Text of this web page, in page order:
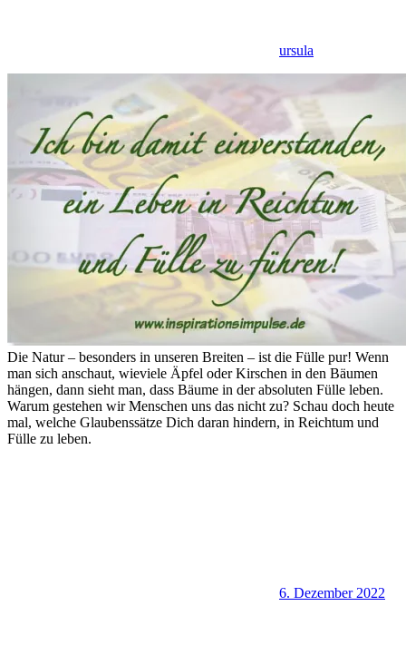
ursula
Die Natur – besonders in unseren Breiten – ist die Fülle pur! Wenn
man sich anschaut, wieviele Äpfel oder Kirschen in den Bäumen
hängen, dann sieht man, dass Bäume in der absoluten Fülle leben.
Warum gestehen wir Menschen uns das nicht zu? Schau doch heute
mal, welche Glaubenssätze Dich daran hindern, in Reichtum und
Fülle zu leben.
6. Dezember 2022